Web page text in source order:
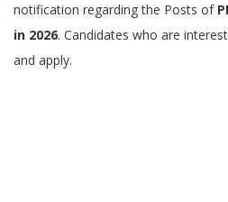
notification regarding the Posts of
in 2026. Candidates who are
and apply.